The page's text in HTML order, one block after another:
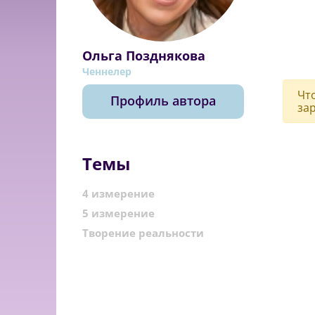
Ольга Позднякова
Ченнелер
Профиль автора
Темы
4 измерение
5 измерение
Творение реальности